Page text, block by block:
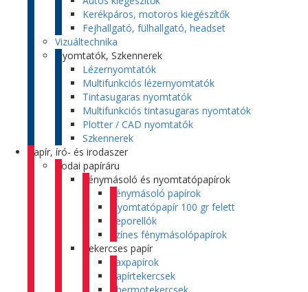
Kerékpáros, motoros kiegészítők
Fejhallgató, fülhallgató, headset
Vizuáltechnika
Nyomtatók, Szkennerek
Lézernyomtatók
Multifunkciós lézernyomtatók
Tintasugaras nyomtatók
Multifunkciós tintasugaras nyomtatók
Plotter / CAD nyomtatók
Szkennerek
Papír, író- és irodaszer
Irodai papíráru
Fénymásoló és nyomtatópapírok
Fénymásoló papírok
Nyomtatópapír 100 gr felett
Leporellók
Színes fénymásolópapírok
Tekercses papír
Faxpapírok
Papírtekercsek